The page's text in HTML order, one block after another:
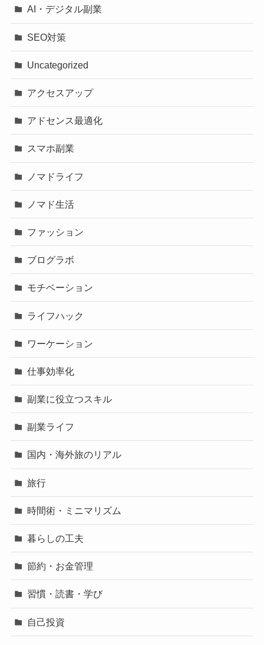
AI・デジタル副業
SEO対策
Uncategorized
アクセスアップ
アドセンス最適化
スマホ副業
ノマドライフ
ノマド生活
ファッション
ブログラボ
モチベーション
ライフハック
ワーケーション
仕事効率化
副業に役立つスキル
副業ライフ
国内・海外旅のリアル
旅行
時間術・ミニマリズム
暮らしの工夫
節約・お金管理
習慣・読書・学び
自己投資